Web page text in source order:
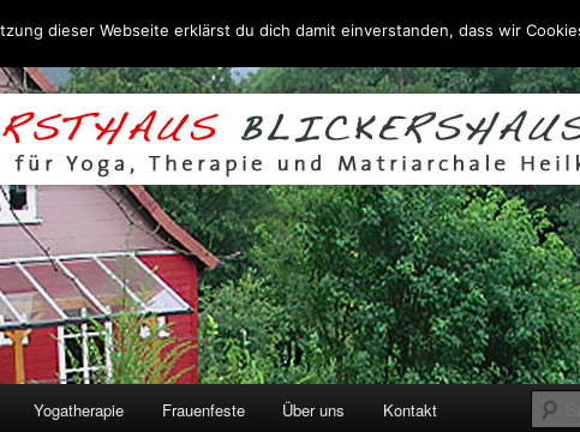
Therapie und Matriarchale
Yogatherapie Frauenfeste Über uns Kontakt
dieser Webseite erklärst du dich damit einverstanden, dass wir